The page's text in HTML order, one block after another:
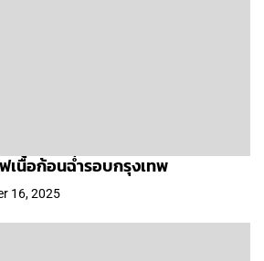
เนื้อก้อนฉ่ำรอบกรุงเทพ
16, 2025